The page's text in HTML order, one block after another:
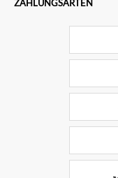
ZAHLUNGSARTEN